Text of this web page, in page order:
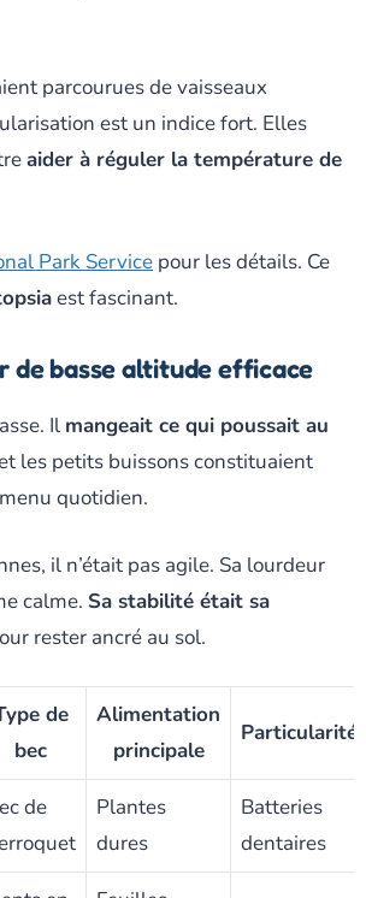
parcourues de vaisseaux
est un indice fort. Elles
aider à réguler la température de
Park Service pour les détails. Ce
est fascinant.
de basse altitude efficace
Il mangeait ce qui poussait au
les petits buissons constituaient
quotidien.
il n’était pas agile. Sa lourdeur
calme. Sa stabilité était sa
rester ancré au sol.
de
bec
Alimentation
principale
Particularité
de
Plantes
dures
Batteries
dentaires